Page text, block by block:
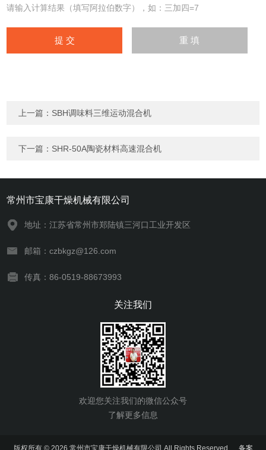
请输入计算结果（填写阿拉伯数字），如：三加四=7
上一篇： SBH调味料三维运动混合机
下一篇： SHR-50A陶瓷材料高速混合机
常州市宝康干燥机械有限公司
地址：江苏省常州市郑陆镇三河口工业开发区
邮箱：czbkgz@126.com
传真：86-0519-88673993
关注我们
欢迎您关注我们的微信公众号
了解更多信息
版权所有 © 2026 常州市宝康干燥机械有限公司 All Rights Reserved 备案